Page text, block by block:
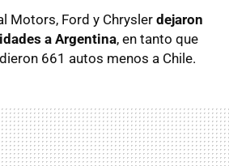
Motors, Ford y Chrysler dejaron
a Argentina, en tanto que
661 autos menos a Chile.